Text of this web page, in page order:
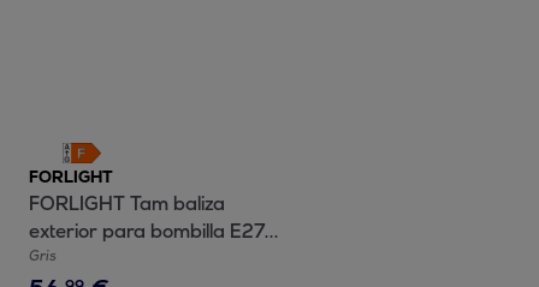
FORLIGHT
FORLIGHT Tam baliza
exterior para bombilla E27
en color gris urbano
Gris